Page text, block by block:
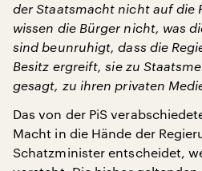
der Staatsmacht nicht auf die
wissen die Bürger nicht, was
sind beunruhigt, dass die
Besitz ergreift, sie zu
gesagt, zu ihren privaten
Das von der PiS
Macht in die Hände der
Schatzminister entscheidet,